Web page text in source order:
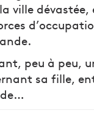
ville
peu à peu,
sa fille,